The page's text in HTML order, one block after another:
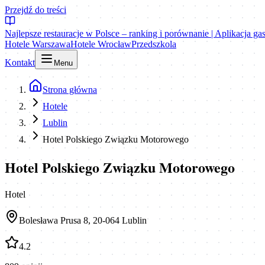
Przejdź do treści
Najlepsze restauracje w Polsce – ranking i porównanie | Aplikacja
Hotele WarszawaHotele WrocławPrzedszkola
Kontakt
Menu
Strona główna
Hotele
Lublin
Hotel Polskiego Związku Motorowego
Hotel Polskiego Związku Motorowego
Hotel
Bolesława Prusa 8, 20-064 Lublin
4.2